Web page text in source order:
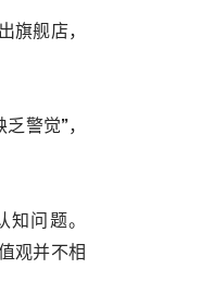
旗舰店，
警觉”，
问题。
观并不相